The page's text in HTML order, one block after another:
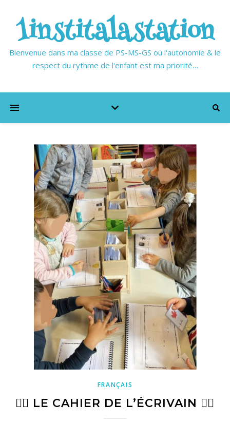
1institalastation
Bienvenue dans ma classe de PS-MS-GS où l'autonomie & le
respect du rythme de l'enfant est ma priorité…
FRANÇAIS
✍🏼 LE CAHIER DE L’ÉCRIVAIN ✍🏼